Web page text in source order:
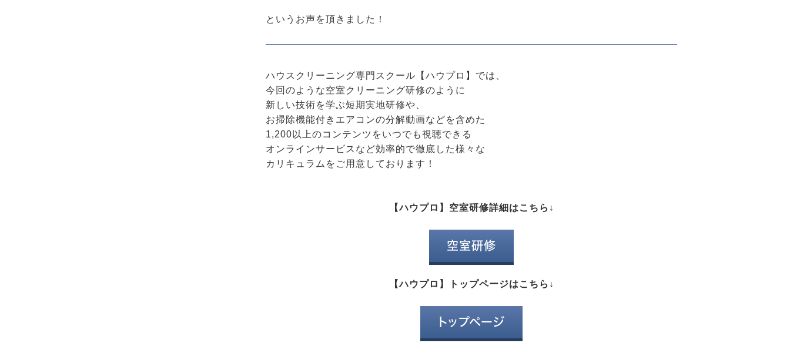
というお声を頂きました！
ハウスクリーニング専門スクール【ハウプロ】では、
今回のような空室クリーニング研修のように
新しい技術を学ぶ短期実地研修や、
お掃除機能付きエアコンの分解動画などを含めた
1,200以上のコンテンツをいつでも視聴できる
オンラインサービスなど効率的で徹底した様々な
カリキュラムをご用意しております！
【ハウプロ】空室研修詳細はこちら↓
空室研修
【ハウプロ】トップページはこちら↓
トップページ